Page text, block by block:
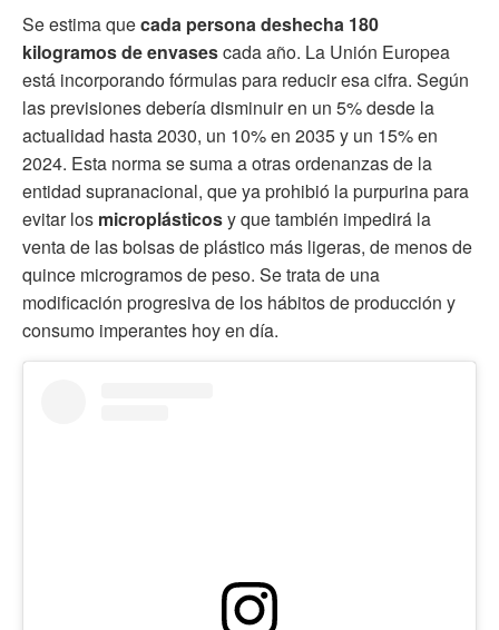
Se estima quecada persona deshecha 180
kilogramos de envasescada año. La Unión Europea
está incorporando fórmulas para reducir esa cifra. Según
las previsiones debería disminuir en un 5% desde la
actualidad hasta 2030, un 10% en 2035 y un 15% en
2024. Esta norma se suma a otras ordenanzas de la
entidad supranacional, que ya prohibió la purpurina para
evitar los microplásticosy que también impedirá la
venta de las bolsas de plástico más ligeras, de menos de
quince microgramos de peso. Se trata de una
modificación progresiva de los hábitos de producción y
consumo imperantes hoy en día.